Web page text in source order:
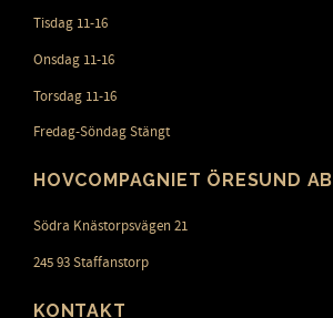
Tisdag 11-16
Onsdag 11-16
Torsdag 11-16
Fredag-Söndag Stängt
HOVCOMPAGNIET ÖRESUND AB
Södra Knästorpsvägen 21
245 93 Staffanstorp
KONTAKT